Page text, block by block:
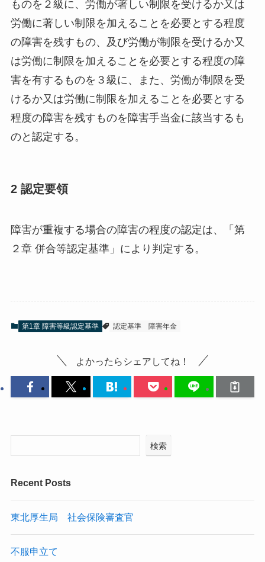
ものを２級に、労働が著しい制限を受けるか又は
労働に著しい制限を加えることを必要とする程度
の障害を残すもの、及び労働が制限を受けるか又
は労働に制限を加えることを必要とする程度の障
害を有するものを３級に、また、労働が制限を受
けるか又は労働に制限を加えることを必要とする
程度の障害を残すものを障害手当金に該当するも
のと認定する。
2 認定要領
障害が重複する場合の障害の程度の認定は、「第
２章 併合等認定基準」により判定する。
第1章 障害等級認定基準 認定基準 障害年金
よかったらシェアしてね！
検索
Recent Posts
東北厚生局 社会保険審査官
不服申立て